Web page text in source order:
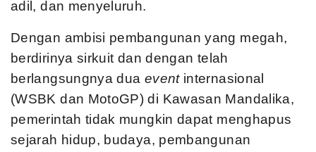
adil, dan menyeluruh.
Dengan ambisi pembangunan yang megah,
berdirinya sirkuit dan dengan telah
berlangsungnya dua eventinternasional
(WSBK dan MotoGP) di Kawasan Mandalika,
pemerintah tidak mungkin dapat menghapus
sejarah hidup, budaya, pembangunan